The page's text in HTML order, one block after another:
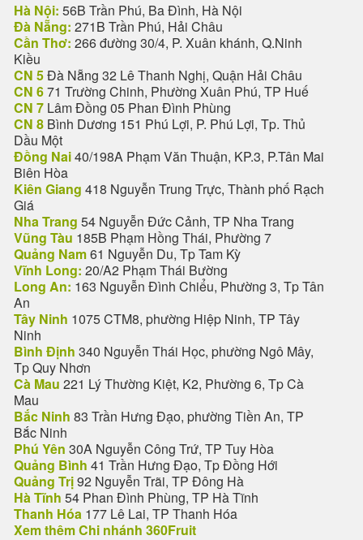
Hà Nội: 56B Trần Phú, Ba Đình, Hà Nội
Đà Nẵng: 271B Trần Phú, Hải Châu
Cần Thơ: 266 đường 30/4, P. Xuân khánh, Q.Ninh
Kiều
CN 5Đà Nẵng 32 Lê Thanh Nghị, Quận Hải Châu
CN 671 Trường Chinh, Phường Xuân Phú, TP Huế
CN 7 Lâm Đồng 05 Phan Đình Phùng
CN 8 Bình Dương 151 Phú Lợi, P. Phú Lợi, Tp. Thủ
Dầu Một
Đồng Nai40/198A Phạm Văn Thuận, KP.3, P.Tân Mai
Biên Hòa
Kiên Giang 418 Nguyễn Trung Trực, Thành phố Rạch
Giá
Nha Trang 54 Nguyễn Đức Cảnh, TP Nha Trang
Vũng Tàu 185B Phạm Hồng Thái, Phường 7
Quảng Nam61 Nguyễn Du, Tp Tam Kỳ
Vĩnh Long: 20/A2 Phạm Thái Bường
Long An: 163 Nguyễn Đình Chiểu, Phường 3, Tp Tân
An
Tây Ninh 1075 CTM8, phường Hiệp Ninh, TP Tây
Ninh
Bình Định 340 Nguyễn Thái Học, phường Ngô Mây,
Tp Quy Nhơn
Cà Mau 221 Lý Thường Kiệt, K2, Phường 6, Tp Cà
Mau
Bắc Ninh 83 Trần Hưng Đạo, phường Tiền An, TP
Bắc Ninh
Phú Yên 30A Nguyễn Công Trứ, TP Tuy Hòa
Quảng Bình 41 Trần Hưng Đạo, Tp Đồng Hới
Quảng Trị92 Nguyễn Trãi, TP Đông Hà
Hà Tĩnh 54 Phan Đình Phùng, TP Hà Tĩnh
Thanh Hóa 177 Lê Lai, TP Thanh Hóa
Xem thêm Chi nhánh 360Fruit